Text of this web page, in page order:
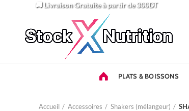
🚚 Livraison Gratuiteà partir de 300DT
PLATS & BOISSONS
Accueil Accessoires Shakers (mélangeur)